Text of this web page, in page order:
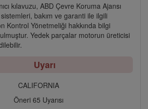
kılavuzu, ABD Çevre Koruma Ajansı
bakım ve garanti ile ilgili
Kontrol Yönetmeliği hakkında bilgi
Yedek parçalar motorun üreticisi
Uyarı
CALIFORNIA
Öneri 65 Uyarısı